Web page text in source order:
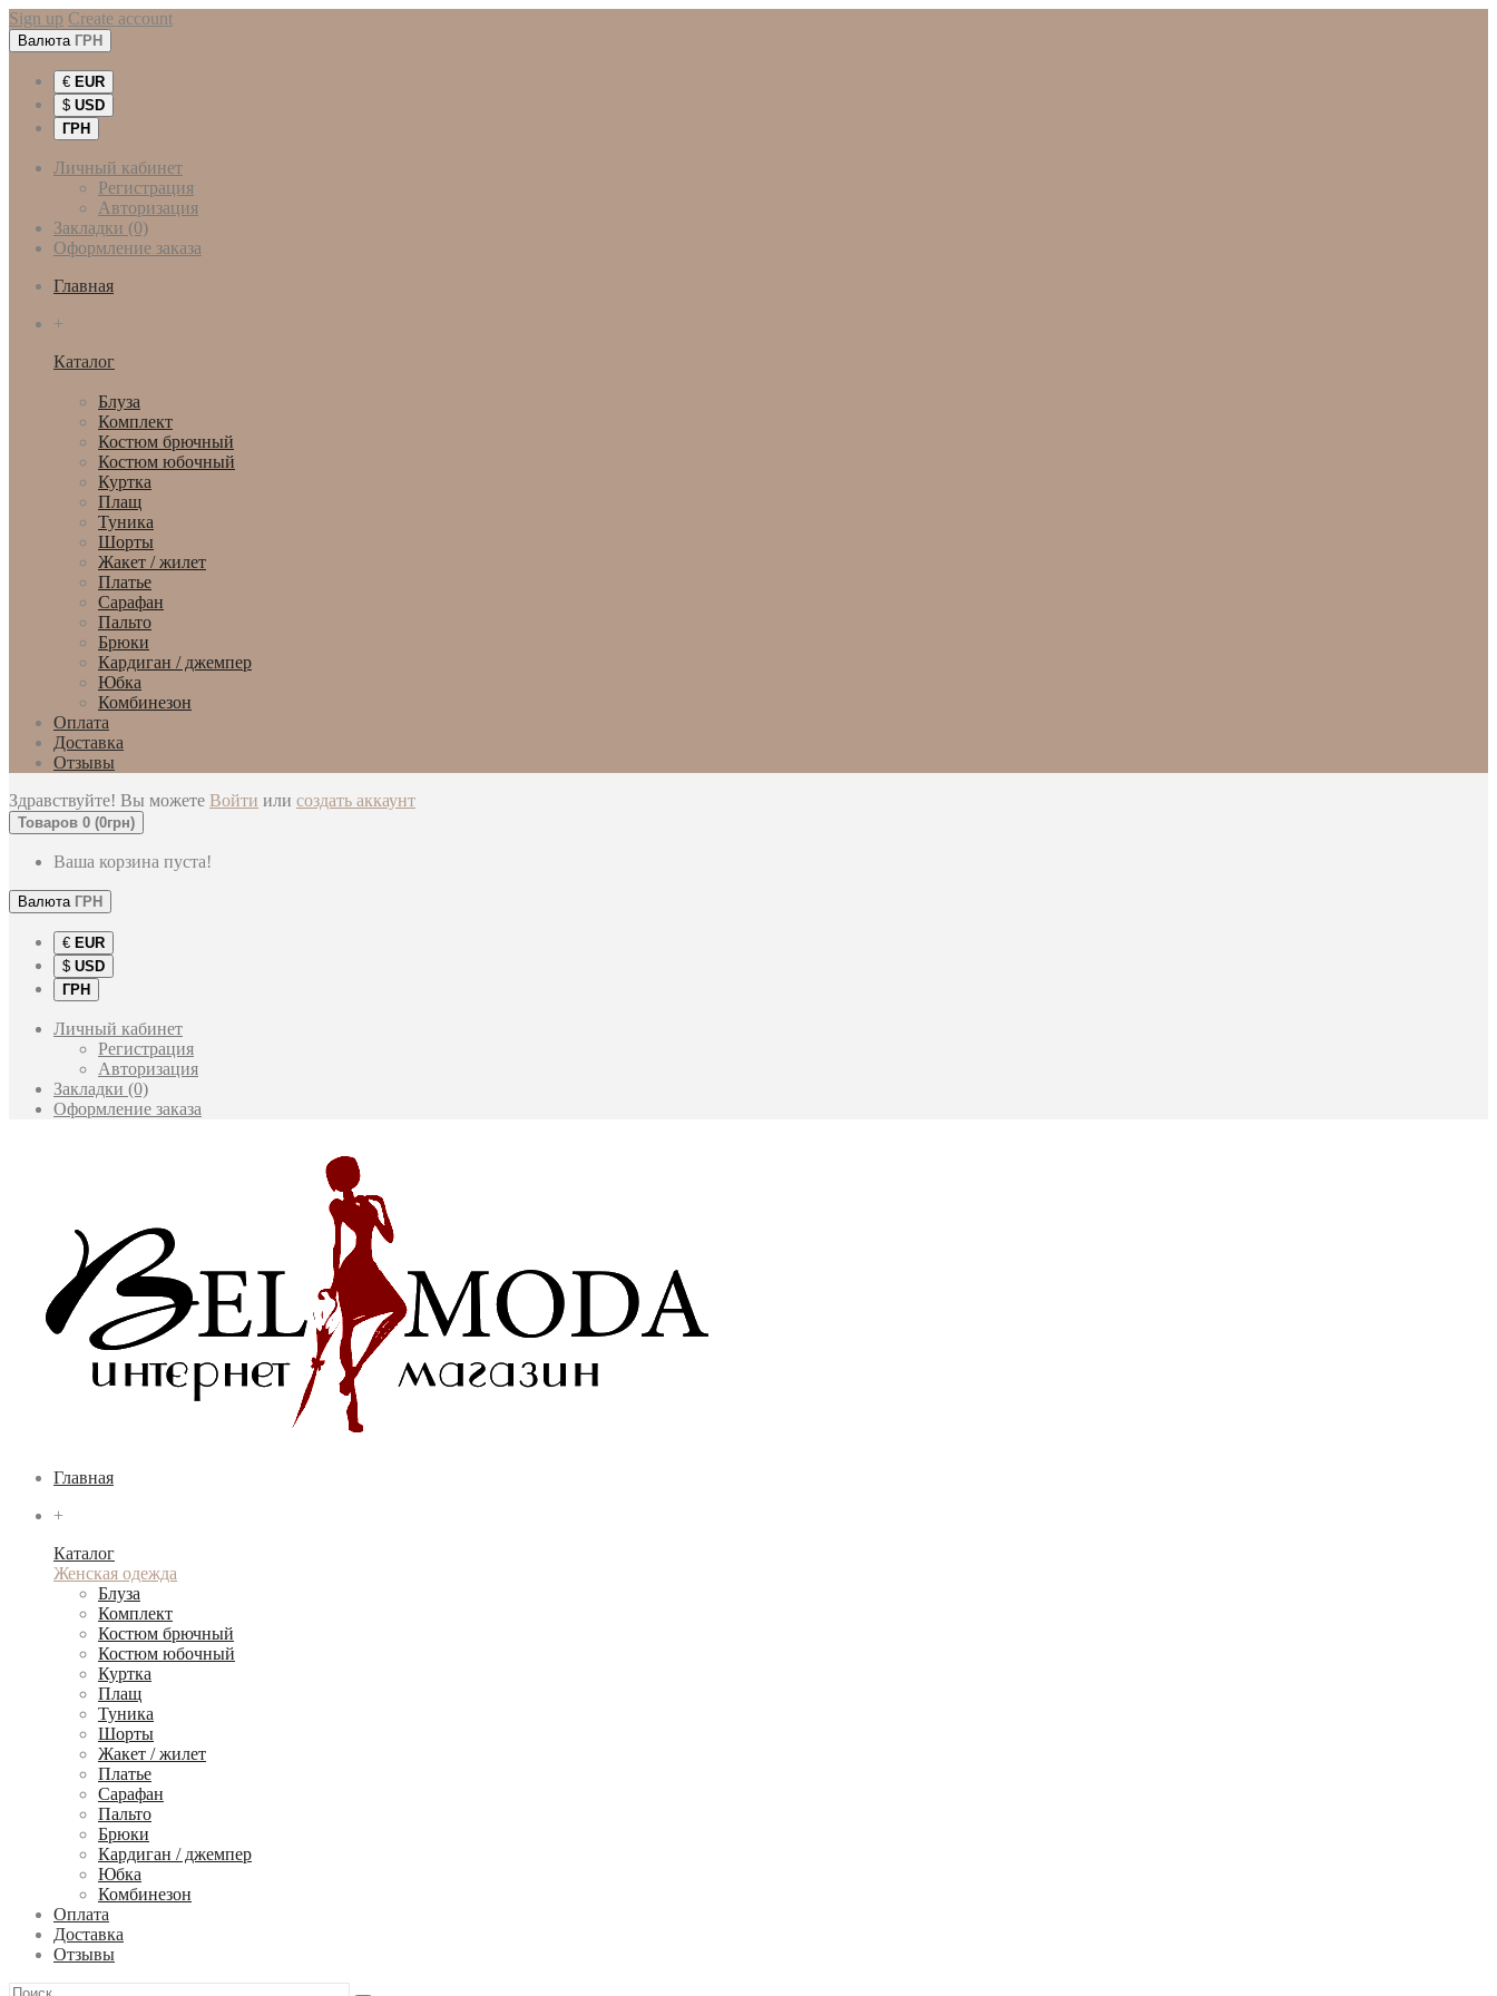
Sign up Create account
Валюта ГРН
€ EUR
$ USD
ГРН
Личный кабинет
Регистрация
Авторизация
Закладки (0)
Оформление заказа
Главная
+
Каталог
Блуза
Комплект
Костюм брючный
Костюм юбочный
Куртка
Плащ
Туника
Шорты
Жакет / жилет
Платье
Сарафан
Пальто
Брюки
Кардиган / джемпер
Юбка
Комбинезон
Оплата
Доставка
Отзывы
Здравствуйте! Вы можете Войти или создать аккаунт
Товаров 0 (0грн)
Ваша корзина пуста!
Валюта ГРН
€ EUR
$ USD
ГРН
Личный кабинет
Регистрация
Авторизация
Закладки (0)
Оформление заказа
Главная
+
Каталог
Женская одежда
Блуза
Комплект
Костюм брючный
Костюм юбочный
Куртка
Плащ
Туника
Шорты
Жакет / жилет
Платье
Сарафан
Пальто
Брюки
Кардиган / джемпер
Юбка
Комбинезон
Оплата
Доставка
Отзывы